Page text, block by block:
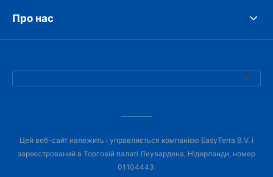
Про нас
Цей веб-сайт належить і управляється компанією EasyTerra B.V. і
зареєстрований в Торговій палаті Леувардена, Нідерланди, номер
01104443.